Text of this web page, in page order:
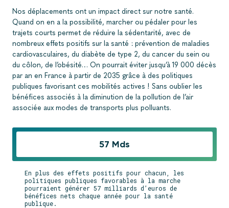
Nos déplacements ont un impact direct sur notre santé.
Quand on en a la possibilité, marcher ou pédaler pour les
trajets courts permet de réduire la sédentarité, avec de
nombreux effets positifs sur la santé : prévention de maladies
cardiovasculaires, du diabète de type 2, du cancer du sein ou
du côlon, de l’obésité… On pourrait éviter jusqu’à 19 000 décès
par an en France à partir de 2035 grâce à des politiques
publiques favorisant ces mobilités actives ! Sans oublier les
bénéfices associés à la diminution de la pollution de l’air
associée aux modes de transports plus polluants.
57 Mds
En plus des effets positifs pour chacun, les
politiques publiques favorables à la marche
pourraient générer 57 milliards d’euros de
bénéfices nets chaque année pour la santé
publique.